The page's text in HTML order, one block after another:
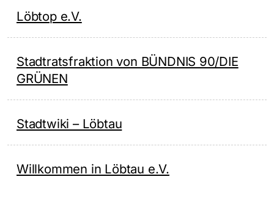
Löbtop e.V.
Stadtratsfraktion von BÜNDNIS 90/DIE
GRÜNEN
Stadtwiki – Löbtau
Willkommen in Löbtau e.V.